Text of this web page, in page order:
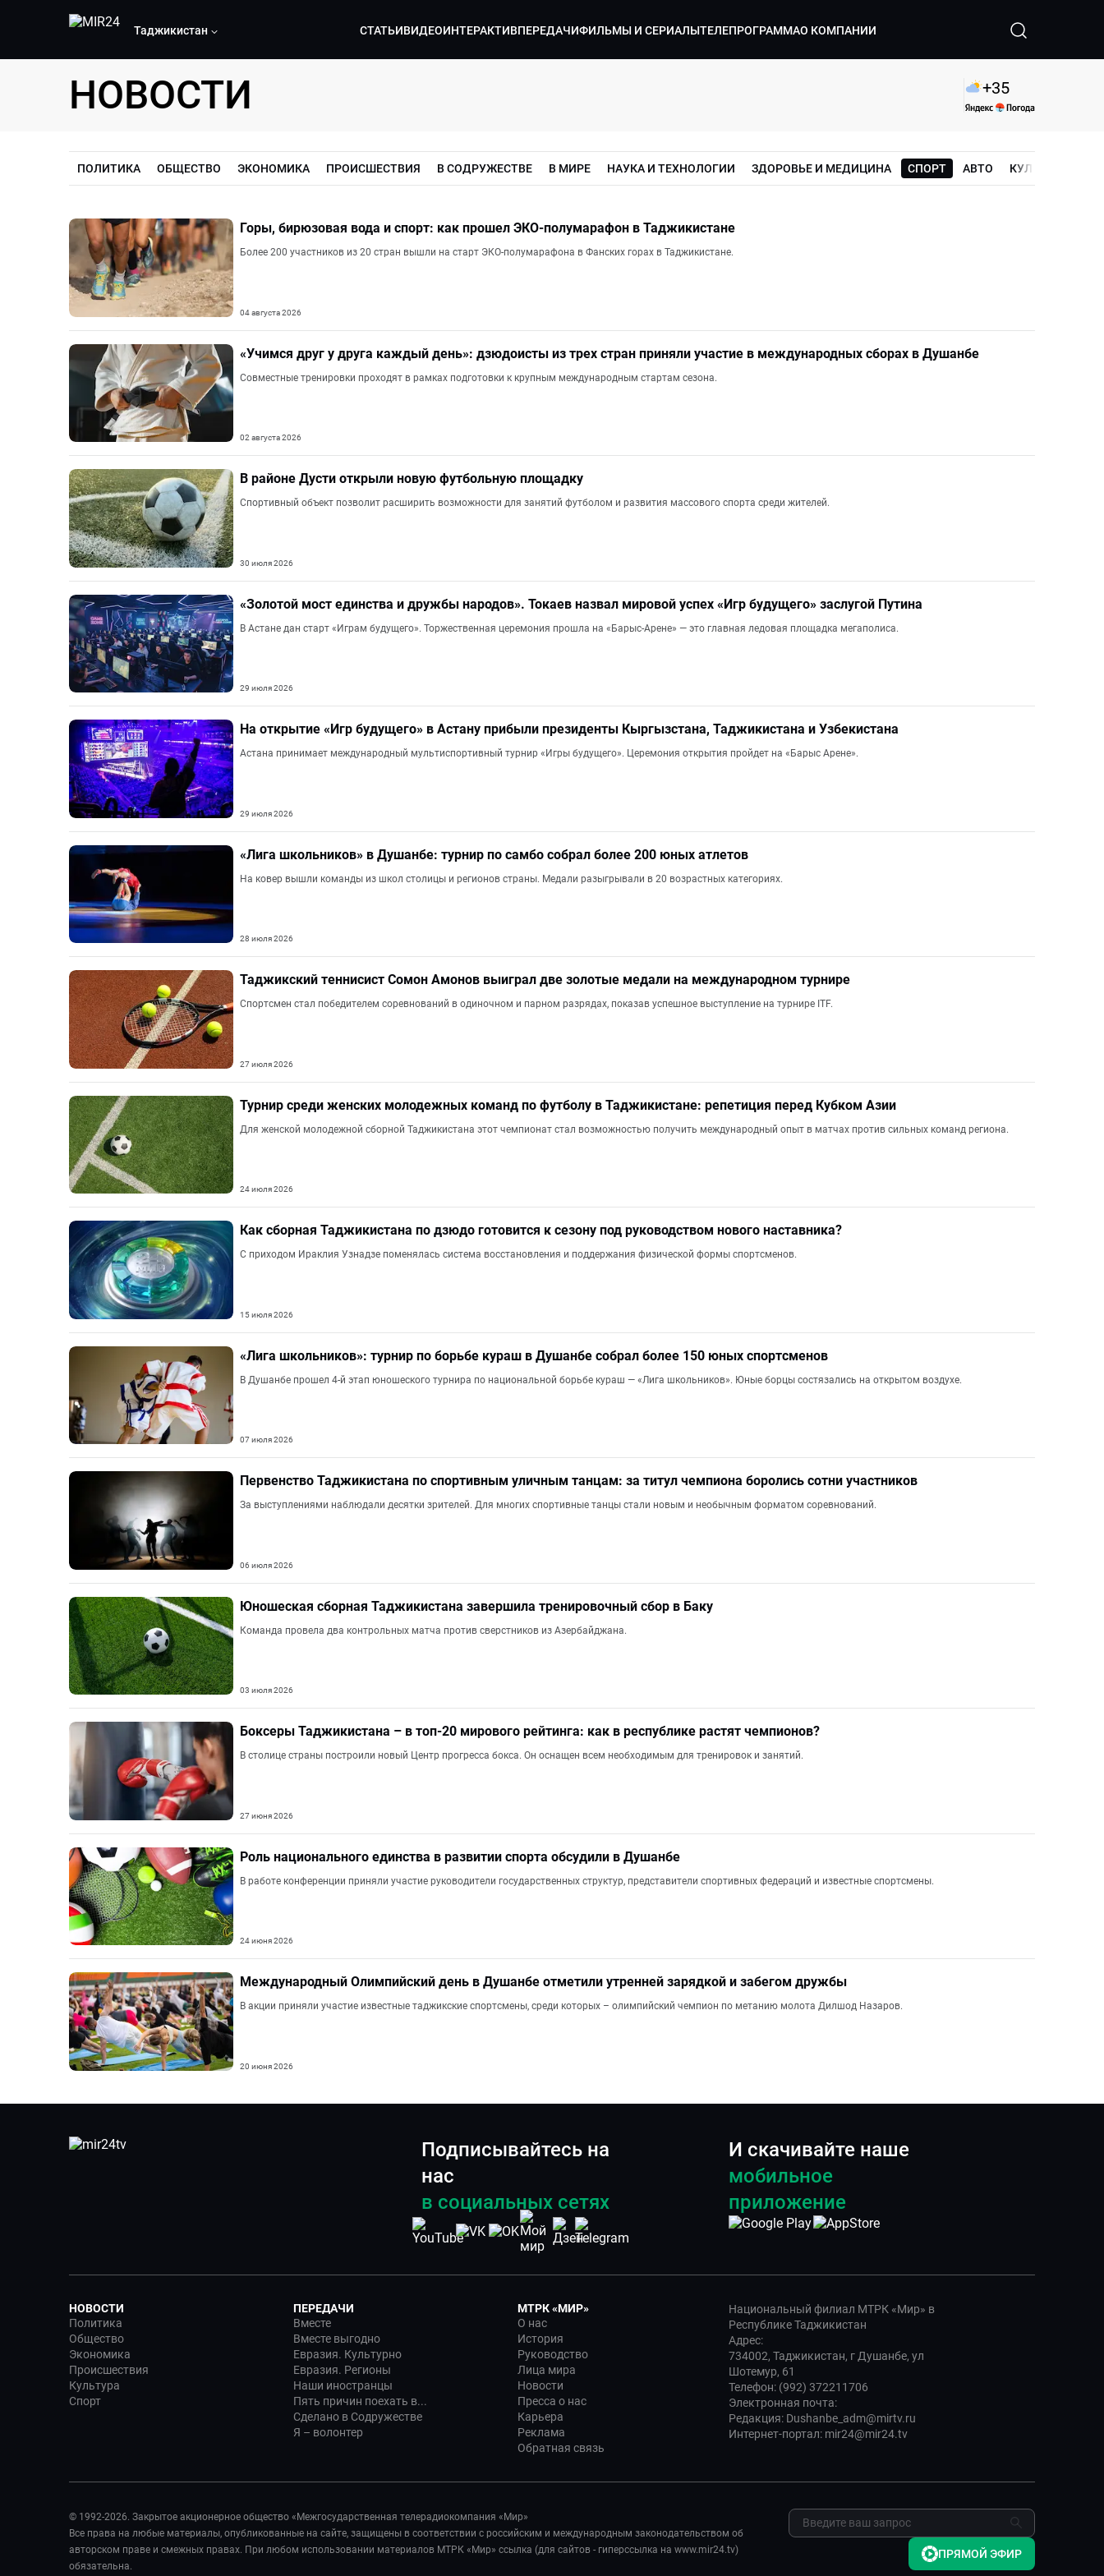
Таджикистан СТАТЬИВИДЕОИНТЕРАКТИВПЕРЕДАЧИФИЛЬМЫ И СЕРИАЛЫТЕЛЕПРОГРАММАО КОМПАНИИ
НОВОСТИ +35
ПОЛИТИКА ОБЩЕСТВО ЭКОНОМИКА ПРОИСШЕСТВИЯ В СОДРУЖЕСТВЕ В МИРЕ НАУКА И ТЕХНОЛОГИИ ЗДОРОВЬЕ И МЕДИЦИНА СПОРТ АВТО КУЛЬТУРА
Горы, бирюзовая вода и спорт: как прошел ЭКО-полумарафон в Таджикистане
Более 200 участников из 20 стран вышли на старт ЭКО-полумарафона в Фанских горах в Таджикистане.
04 августа 2026
«Учимся друг у друга каждый день»: дзюдоисты из трех стран приняли участие в международных сборах в Душанбе
Совместные тренировки проходят в рамках подготовки к крупным международным стартам сезона.
02 августа 2026
В районе Дусти открыли новую футбольную площадку
Спортивный объект позволит расширить возможности для занятий футболом и развития массового спорта среди жителей.
30 июля 2026
«Золотой мост единства и дружбы народов». Токаев назвал мировой успех «Игр будущего» заслугой Путина
В Астане дан старт «Играм будущего». Торжественная церемония прошла на «Барыс-Арене» — это главная ледовая площадка мегаполиса.
29 июля 2026
На открытие «Игр будущего» в Астану прибыли президенты Кыргызстана, Таджикистана и Узбекистана
Астана принимает международный мультиспортивный турнир «Игры будущего». Церемония открытия пройдет на «Барыс Арене».
29 июля 2026
«Лига школьников» в Душанбе: турнир по самбо собрал более 200 юных атлетов
На ковер вышли команды из школ столицы и регионов страны. Медали разыгрывали в 20 возрастных категориях.
28 июля 2026
Таджикский теннисист Сомон Амонов выиграл две золотые медали на международном турнире
Спортсмен стал победителем соревнований в одиночном и парном разрядах, показав успешное выступление на турнире ITF.
27 июля 2026
Турнир среди женских молодежных команд по футболу в Таджикистане: репетиция перед Кубком Азии
Для женской молодежной сборной Таджикистана этот чемпионат стал возможностью получить международный опыт в матчах против сильных команд региона.
24 июля 2026
Как сборная Таджикистана по дзюдо готовится к сезону под руководством нового наставника?
С приходом Ираклия Узнадзе поменялась система восстановления и поддержания физической формы спортсменов.
15 июля 2026
«Лига школьников»: турнир по борьбе кураш в Душанбе собрал более 150 юных спортсменов
В Душанбе прошел 4-й этап юношеского турнира по национальной борьбе кураш — «Лига школьников». Юные борцы состязались на открытом воздухе.
07 июля 2026
Первенство Таджикистана по спортивным уличным танцам: за титул чемпиона боролись сотни участников
За выступлениями наблюдали десятки зрителей. Для многих спортивные танцы стали новым и необычным форматом соревнований.
06 июля 2026
Юношеская сборная Таджикистана завершила тренировочный сбор в Баку
Команда провела два контрольных матча против сверстников из Азербайджана.
03 июля 2026
Боксеры Таджикистана – в топ-20 мирового рейтинга: как в республике растят чемпионов?
В столице страны построили новый Центр прогресса бокса. Он оснащен всем необходимым для тренировок и занятий.
27 июня 2026
Роль национального единства в развитии спорта обсудили в Душанбе
В работе конференции приняли участие руководители государственных структур, представители спортивных федераций и известные спортсмены.
24 июня 2026
Международный Олимпийский день в Душанбе отметили утренней зарядкой и забегом дружбы
В акции приняли участие известные таджикские спортсмены, среди которых – олимпийский чемпион по метанию молота Дилшод Назаров.
20 июня 2026
Подписывайтесь на
нас
в социальных сетях
И скачивайте наше
мобильное
приложение
НОВОСТИ
Политика
Общество
Экономика
Происшествия
Культура
Спорт
ПЕРЕДАЧИ
Вместе
Вместе выгодно
Евразия. Культурно
Евразия. Регионы
Наши иностранцы
Пять причин поехать в...
Сделано в Содружестве
Я – волонтер
МТРК «МИР»
О нас
История
Руководство
Лица мира
Новости
Пресса о нас
Карьера
Реклама
Обратная связь
Национальный филиал МТРК «Мир» в
Республике Таджикистан
Адрес:
734002, Таджикистан, г Душанбе, ул
Шотемур, 61
Телефон: (992) 372211706
Электронная почта:
Редакция: Dushanbe_adm@mirtv.ru
Интернет-портал: mir24@mir24.tv
© 1992-2026. Закрытое акционерное общество «Межгосударственная телерадиокомпания «Мир»
Все права на любые материалы, опубликованные на сайте, защищены в соответствии с российским и международным законодательством об
авторском праве и смежных правах. При любом использовании материалов МТРК «Мир» ссылка (для сайтов - гиперссылка на www.mir24.tv)
обязательна.
ПРЯМОЙ ЭФИР